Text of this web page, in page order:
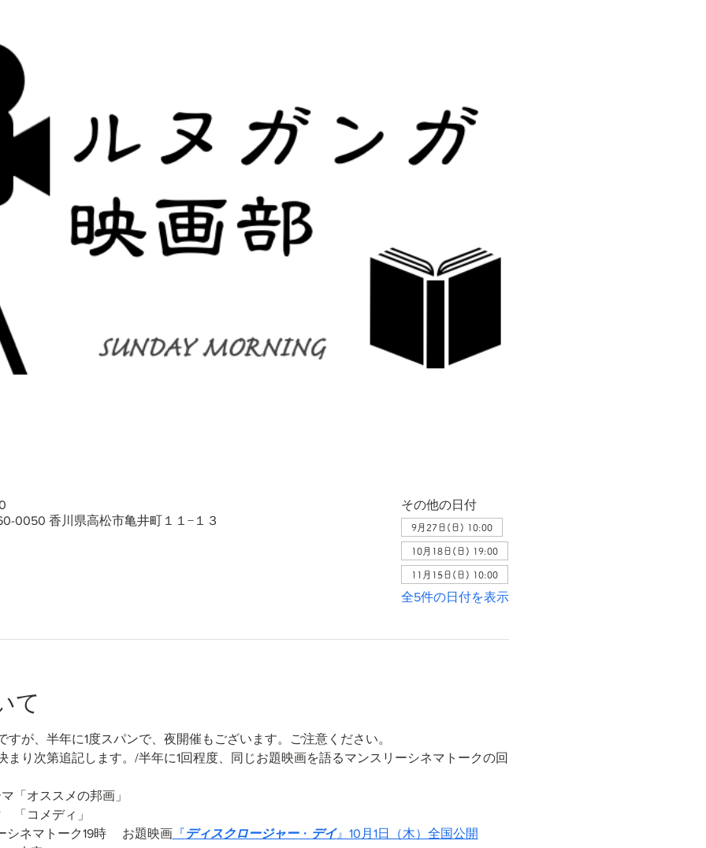
0050 香川県高松市亀井町１１−１３
その他の日付
9月27日(日) 10:00
10月18日(日) 19:00
11月15日(日) 10:00
全5件の日付を表示
て
が、半年に1度スパンで、夜開催もございます。ご注意ください。
まり次第追記します。/半年に1回程度、同じお題映画を語るマンスリーシネマトークの回
「オススメの邦画」
「コメディ」
ネマトーク19時 　お題映画『ディスクロージャー・ デイ』10月1日（木）全国公開